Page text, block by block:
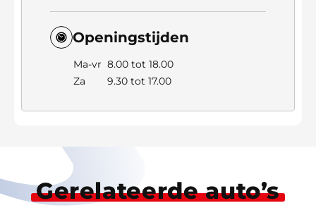
Openingstijden
Ma-vr 8.00 tot 18.00
Za
9.30 tot 17.00
Gerelateerde auto’s